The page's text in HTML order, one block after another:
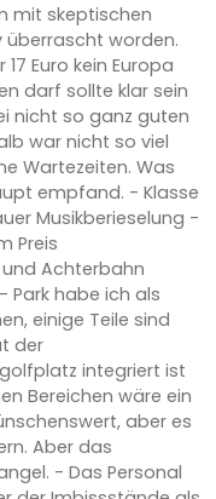
mit skeptischen
worden.
Euro kein Europa
darf sollte klar sein
nicht so ganz guten
war nicht so viel
Wartezeiten. Was
empfand. - Klasse
Musikberieselung -
Preis
Achterbahn
Park habe ich als
einige Teile sind
der
integriert ist
Bereichen wäre ein
aber es
Aber das
- Das Personal